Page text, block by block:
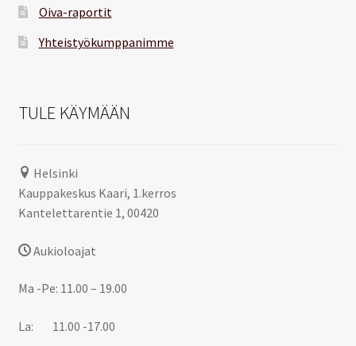
Oiva-raportit
Yhteistyökumppanimme
TULE KÄYMÄÄN
Helsinki
Kauppakeskus Kaari, 1.kerros
Kantelettarentie 1, 00420
Aukioloajat
Ma -Pe: 11.00 – 19.00
La: 11.00 -17.00